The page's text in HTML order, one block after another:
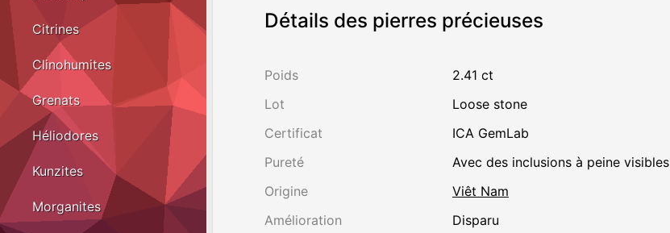
Détails des pierres précieuses
Poids
2.41 ct
Lot
Loose stone
Certificat
ICA GemLab
Pureté
avec des inclusions à peine visibles
Origine
Viêt Nam
Amélioration
disparu
Citrines
Clinohumites
Grenats
Héliodores
Kunzites
Morganites